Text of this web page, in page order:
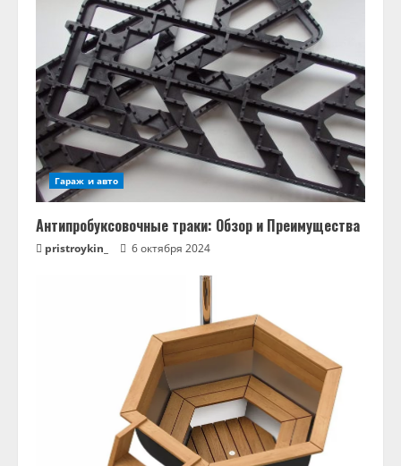
Гараж и авто
Антипробуксовочные траки: Обзор и Преимущества
pristroykin_ 6 октября 2024